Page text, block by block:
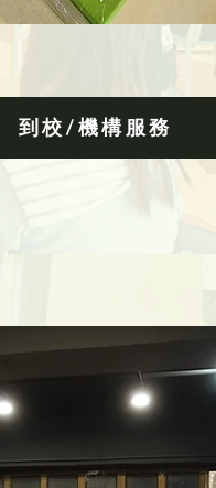
到校/機構服務